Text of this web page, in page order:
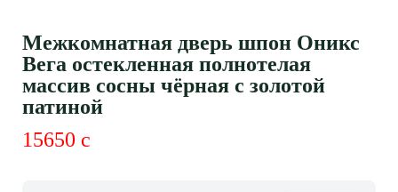
Межкомнатная дверь шпон Оникс
Вега остекленная полнотелая
массив сосны чёрная с золотой
патиной
15650 c